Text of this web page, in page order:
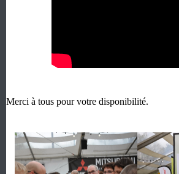
Merci à tous pour votre disponibilité.